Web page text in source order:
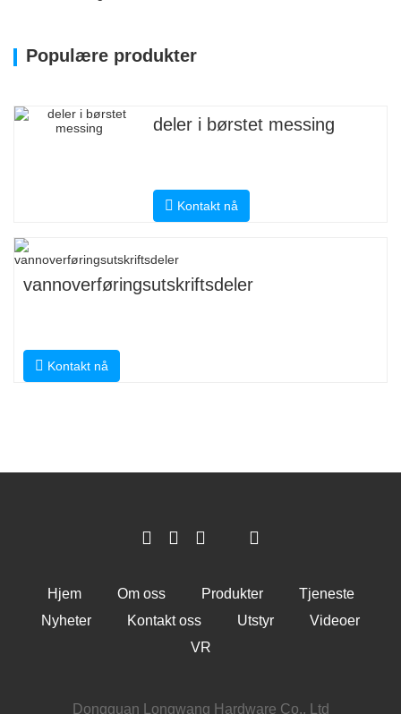
Populære produkter
deler i børstet messing
Kontakt nå
vannoverføringsutskriftsdeler
Kontakt nå
Hjem Om oss Produkter
Tjeneste
Nyheter
Kontakt oss Utstyr
Videoer
VR
Dongguan Longwang Hardware Co., Ltd